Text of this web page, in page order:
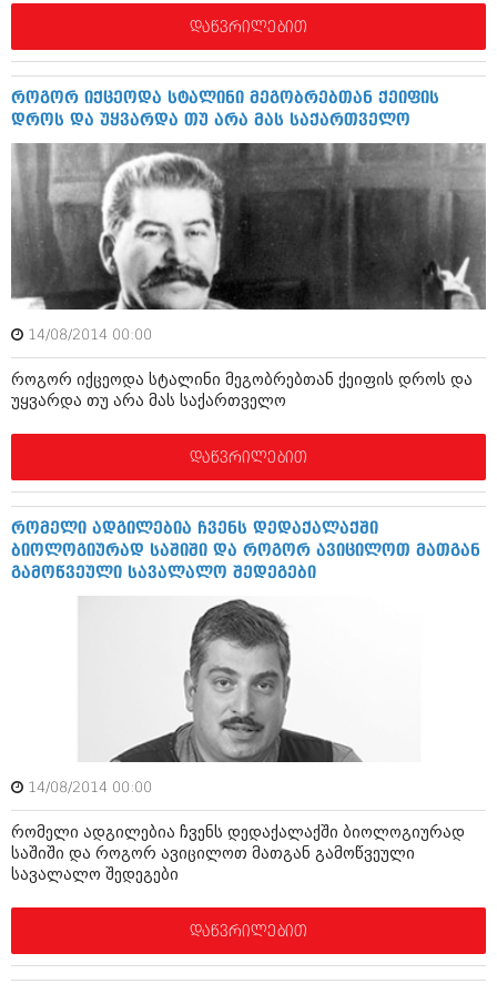
დაიჯესტი
ქალი და მამაკაცი
სხვადასხვა
ანონსი
ივლისი 2018 (223)
მაისი 2018 (211)
აპრილი 2018 (194)
მარტი 2018 (256)
თებერვალი 2018 (208)
დეკემბერი 2017 (243)
ნოემბერი 2017 (212)
ოქტომბერი 2017 (231)
სექტემბერი 2017 (261)
ივლისი 2017 (233)
ივნისი 2017 (265)
მაისი 2017 (216)
აპრილი 2017 (220)
მარტი 2017 (212)
თებერვალი 2017 (205)
იანვარი 2017 (246)
დეკემბერი 2016 (207)
ნოემბერი 2016 (207)
ოქტომბერი 2016 (257)
სექტემბერი 2016 (224)
აგვისტო 2016 (258)
ივლისი 2016 (211)
აპრილი 2016 (215)
მარტი 2016 (200)
თებერვალი 2016 (250)
სხვადასხვა
ანონსი
არქივი
ნოემბერი 2020 (103)
ოქტომბერი 2020 (209)
სექტემბერი 2020 (204)
აგვისტო 2020 (249)
ივლისი 2020 (204)
ივნისი 2020 (249)
არქივის ზომის ნახვა
დაწვრილებით
როგორ იქცეოდა სტალინი მეგობრებთან ქეიფის
დროს და უყვარდა თუ არა მას საქართველო
14/08/2014 00:00
როგორ იქცეოდა სტალინი მეგობრებთან ქეიფის დროს და
უყვარდა თუ არა მას საქართველო
დაწვრილებით
რომელი ადგილებია ჩვენს დედაქალაქში
ბიოლოგიურად საშიში და როგორ ავიცილოთ მათგან
გამოწვეული სავალალო შედეგები
14/08/2014 00:00
რომელი ადგილებია ჩვენს დედაქალაქში ბიოლოგიურად
საშიში და როგორ ავიცილოთ მათგან გამოწვეული
სავალალო შედეგები
დაწვრილებით